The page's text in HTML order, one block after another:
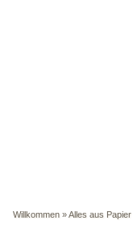
Willkommen »Alles aus Papier